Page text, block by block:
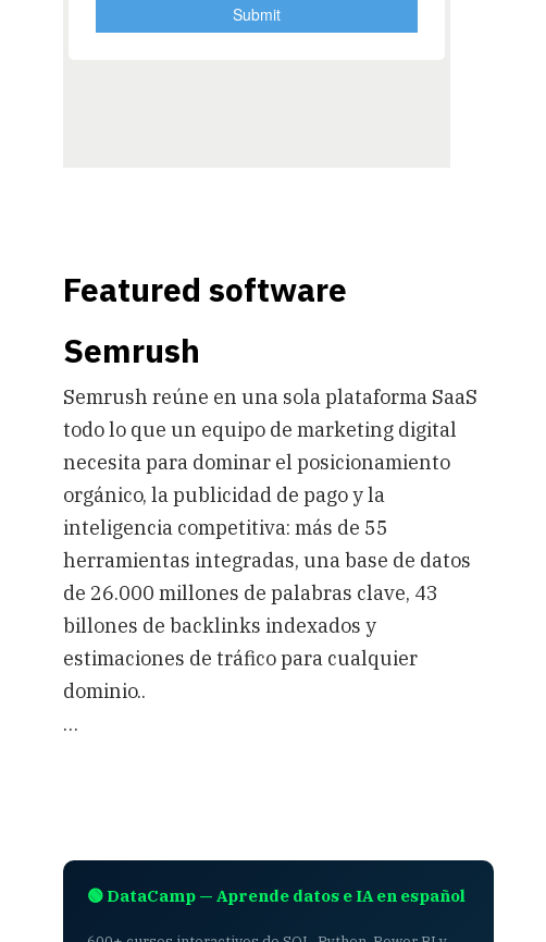
Featured software
Semrush
Semrush reúne en una sola plataforma SaaS
todo lo que un equipo de marketing digital
necesita para dominar el posicionamiento
orgánico, la publicidad de pago y la
inteligencia competitiva: más de 55
herramientas integradas, una base de datos
de 26.000 millones de palabras clave, 43
billones de backlinks indexados y
estimaciones de tráfico para cualquier
dominio..
…
🟢 DataCamp — Aprende datos e IA en español